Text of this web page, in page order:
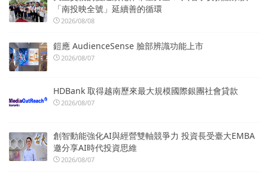
「南投映全號」延續善的循環
2026/08/08
鎧應 AudienceSense 臉部辨識功能上市
2026/08/07
HDBank 取得越南歷來最大規模國際銀團社會貸款
2026/08/07
創智動能強化AI與經營雙軸競爭力 投資長受臺大EMBA
邀分享AI時代投資思維
2026/08/07